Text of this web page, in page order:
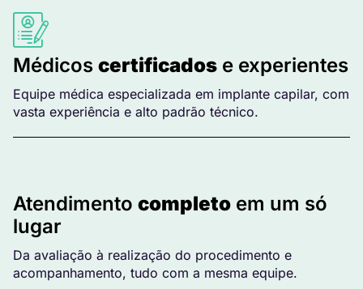
Médicos certificados e experientes
Equipe médica especializada em implante capilar, com
vasta experiência e alto padrão técnico.
Atendimento completo em um só
lugar
Da avaliação à realização do procedimento e
acompanhamento, tudo com a mesma equipe.